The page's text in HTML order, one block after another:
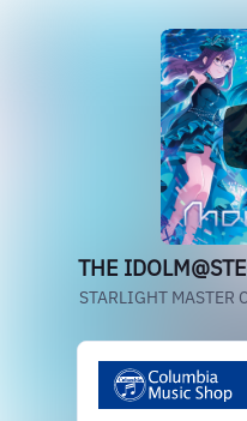
THE
STARLIGHT MASTER